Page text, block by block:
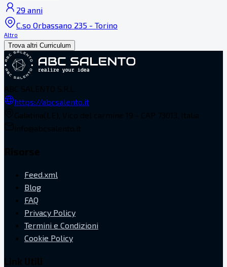
29 anni
C.so Orbassano 235 - Torino
Altro
Trova altri Curriculum
https://abcsalento.it
Feed.xml
Blog
FAQ
Privacy Policy
Termini e Condizioni
Cookie Policy